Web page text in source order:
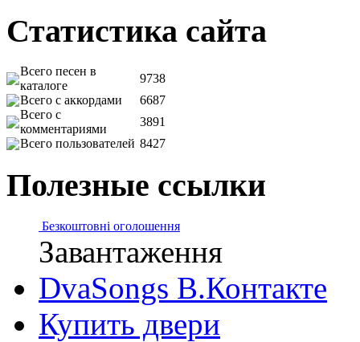
Статистика сайта
Всего песен в
каталоге
9738
Всего с аккордами
6687
Всего с
комментариями
3891
Всего пользователей 8427
Полезные ссылки
Безкоштовні оголошення
Завантаження
DvaSongs В.Контакте
Купить двери